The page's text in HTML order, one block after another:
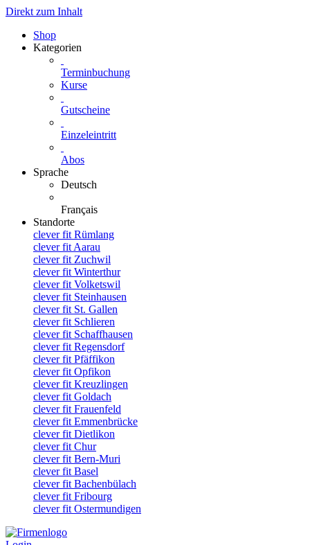
Direkt zum Inhalt
Shop
Kategorien
Terminbuchung
Kurse
Gutscheine
Einzeleintritt
Abos
Sprache
Deutsch
Français
Standorte
clever fit Rümlang
clever fit Aarau
clever fit Zuchwil
clever fit Winterthur
clever fit Volketswil
clever fit Steinhausen
clever fit St. Gallen
clever fit Schlieren
clever fit Schaffhausen
clever fit Regensdorf
clever fit Pfäffikon
clever fit Opfikon
clever fit Kreuzlingen
clever fit Goldach
clever fit Frauenfeld
clever fit Emmenbrücke
clever fit Dietlikon
clever fit Chur
clever fit Bern-Muri
clever fit Basel
clever fit Bachenbülach
clever fit Fribourg
clever fit Ostermundigen